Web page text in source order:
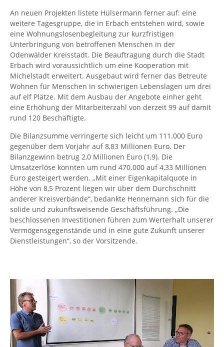
An neuen Projekten listete Hülsermann ferner auf: eine
weitere Tagesgruppe, die in Erbach entstehen wird, sowie
eine Wohnungslosenbegleitung zur kurzfristigen
Unterbringung von betroffenen Menschen in der
Odenwälder Kreisstadt. Die Beauftragung durch die Stadt
Erbach wird voraussichtlich um eine Kooperation mit
Michelstadt erweitert. Ausgebaut wird ferner das Betreute
Wohnen für Menschen in schwierigen Lebenslagen um drei
auf elf Plätze. Mit dem Ausbau der Angebote einher geht
eine Erhöhung der Mitarbeiterzahl von derzeit 99 auf damit
rund 120 Beschäftigte.
Die Bilanzsumme verringerte sich leicht um 111.000 Euro
gegenüber dem Vorjahr auf 8,83 Millionen Euro. Der
Bilanzgewinn betrug 2,0 Millionen Euro (1,9). Die
Umsatzerlöse konnten um rund 470.000 auf 4,33 Millionen
Euro gesteigert werden. „Mit einer Eigenkapitalquote in
Höhe von 8,5 Prozent liegen wir über dem Durchschnitt
anderer Kreisverbände“, bedankte Hennemann sich für die
solide und zukunftsweisende Geschäftsführung. „Die
beschlossenen Investitionen führen zum Werterhalt unserer
Vermögensgegenstände und in eine gute Zukunft unserer
Dienstleistungen“, so der Vorsitzende.